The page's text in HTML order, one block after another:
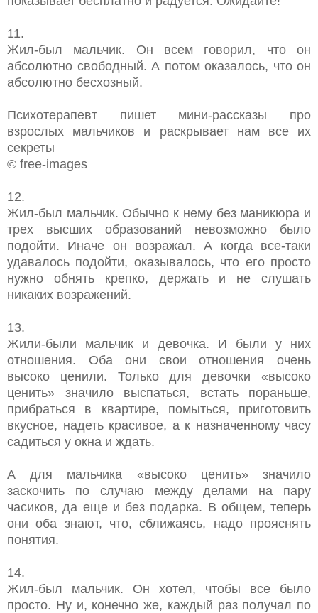
11.
Жил-был мальчик. Он всем говорил, что он
абсолютно свободный. А потом оказалось, что он
абсолютно бесхозный.
Психотерапевт пишет мини-рассказы про
взрослых мальчиков и раскрывает нам все их
секреты
© free-images
12.
Жил-был мальчик. Обычно к нему без маникюра и
трех высших образований невозможно было
подойти. Иначе он возражал. А когда все-таки
удавалось подойти, оказывалось, что его просто
нужно обнять крепко, держать и не слушать
никаких возражений.
13.
Жили-были мальчик и девочка. И были у них
отношения. Оба они свои отношения очень
высоко ценили. Только для девочки «высоко
ценить» значило выспаться, встать пораньше,
прибраться в квартире, помыться, приготовить
вкусное, надеть красивое, а к назначенному часу
садиться у окна и ждать.
А для мальчика «высоко ценить» значило
заскочить по случаю между делами на пару
часиков, да еще и без подарка. В общем, теперь
они оба знают, что, сближаясь, надо прояснять
понятия.
14.
Жил-был мальчик. Он хотел, чтобы все было
просто. Ну и, конечно же, каждый раз получал по